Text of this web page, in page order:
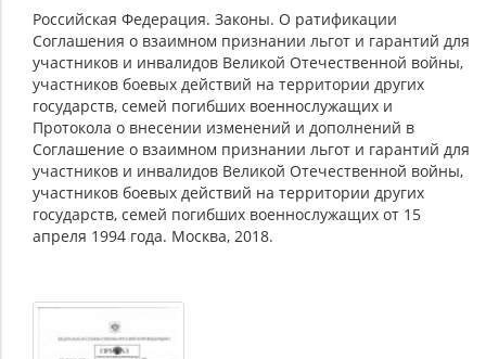
Российская Федерация. Законы. О ратификации
Соглашения о взаимном признании льгот и гарантий для
участников и инвалидов Великой Отечественной войны,
участников боевых действий на территории других
государств, семей погибших военнослужащих и
Протокола о внесении изменений и дополнений в
Соглашение о взаимном признании льгот и гарантий для
участников и инвалидов Великой Отечественной войны,
участников боевых действий на территории других
государств, семей погибших военнослужащих от 15
апреля 1994 года. Москва, 2018.